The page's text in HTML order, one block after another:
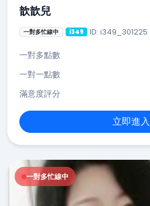
歆歆兒
一對多忙線中 i349 ID: i349_301225
一對多點數
一對一點數
滿意度評分
立即進入
一對多忙線中